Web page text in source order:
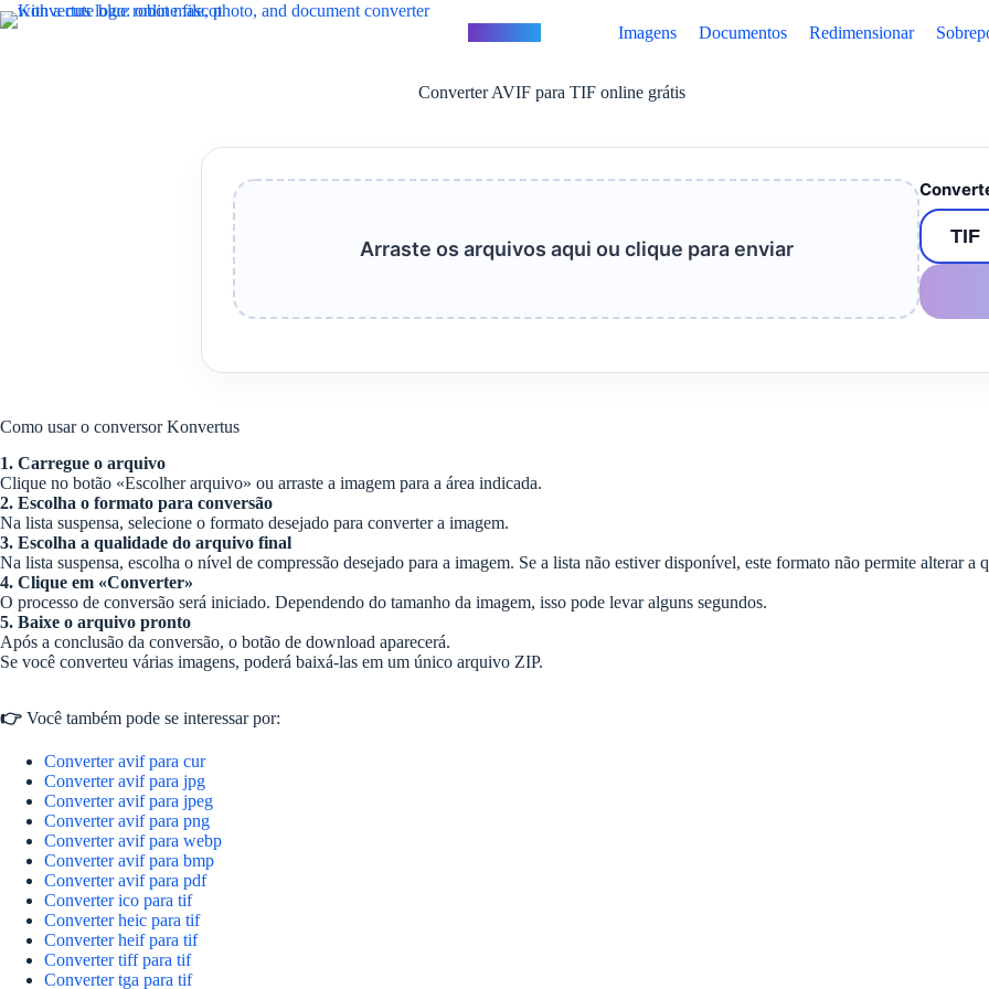
Pular
para
Imagens Documentos Redimensionar
Converter AVIF para TIF online grátis
Arraste os arquivos aqui ou clique para enviar
Como usar o conversor Konvertus
1. Carregue o arquivo
Clique no botão «Escolher arquivo» ou arraste a imagem para a área indicada.
2. Escolha o formato para conversão
Na lista suspensa, selecione o formato desejado para converter a imagem.
3. Escolha a qualidade do arquivo final
Na lista suspensa, escolha o nível de compressão desejado para a imagem. Se a lista não estiver disponível, este formato não permite alterar a
4. Clique em «Converter»
O processo de conversão será iniciado. Dependendo do tamanho da imagem, isso pode levar alguns segundos.
5. Baixe o arquivo pronto
Após a conclusão da conversão, o botão de download aparecerá.
Se você converteu várias imagens, poderá baixá-las em um único arquivo ZIP.
👉 Você também pode se interessar por:
Converter avif para cur
Converter avif para jpg
Converter avif para jpeg
Converter avif para png
Converter avif para webp
Converter avif para bmp
Converter avif para pdf
Converter ico para tif
Converter heic para tif
Converter heif para tif
Converter tiff para tif
Converter tga para tif